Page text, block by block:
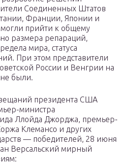
Соединенных Штатов
Франции, Японии и
прийти к общему
размера репараций,
мира, статуса
При этом представители
России и Венгрии на
были.
президента США
министра
Ллойда Джорджа, премьер-
Клемансо и других
— победителей, 28 июня
Версальский мирный